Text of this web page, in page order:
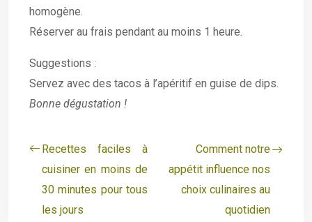
homogène.
Réserver au frais pendant au moins 1 heure.
Suggestions :
Servez avec des tacos à l’apéritif en guise de dips.
Bonne dégustation !
Recettes faciles à
cuisiner en moins de
30 minutes pour tous
les jours
Comment notre
appétit influence nos
choix culinaires au
quotidien